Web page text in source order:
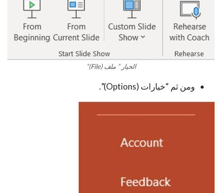
الخيار ” ملف (File)”
ومن ثم “خيارات (Options)”.